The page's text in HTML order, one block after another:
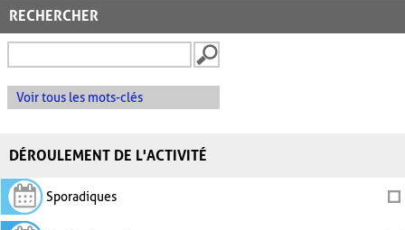
RECHERCHER
Voir tous les mots-clés
DÉROULEMENT DE L'ACTIVITÉ
Sporadiques